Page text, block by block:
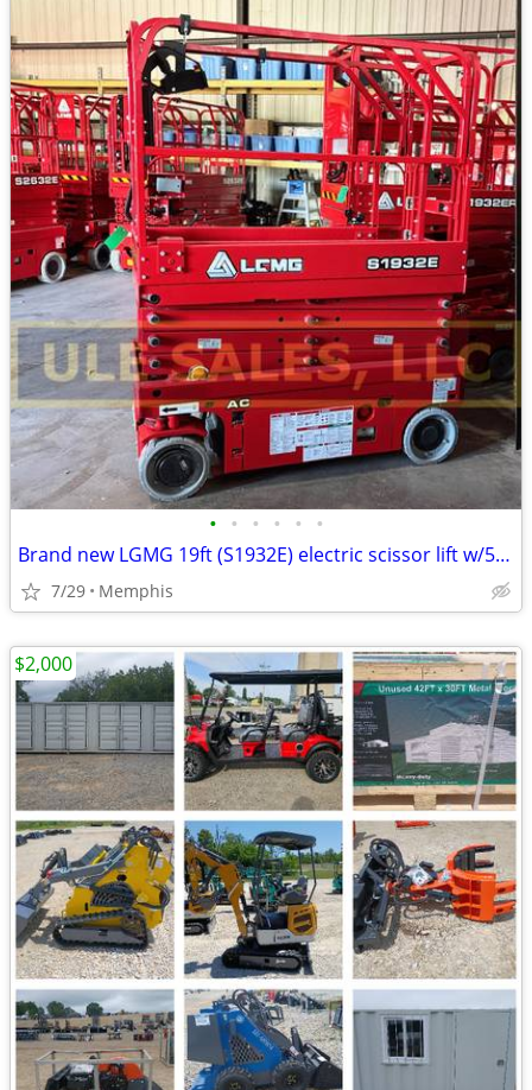
• • • • • •
Brand new LGMG 19ft (S1932E) electric scissor lift w/5-year warranty
7/29 Memphis
$2,000